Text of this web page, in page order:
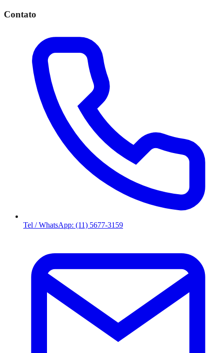
Contato
Tel / WhatsApp: (11) 5677-3159